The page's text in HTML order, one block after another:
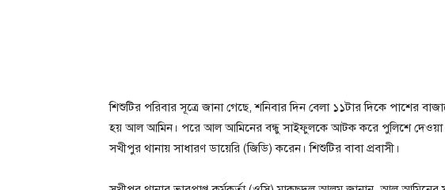
শিশুটির পরিবার সূত্রে জানা গেছে, শনিবার দিন বেলা ১১টার দিকে পাশের
হয় আল আমিন। পরে আল আমিনের বন্ধু সাইফুলকে আটক করে পুলিশে দেওয়া
সখীপুর থানায় সাধারণ ডায়েরি (জিডি) করেন। শিশুটির বাবা প্রবাসী।